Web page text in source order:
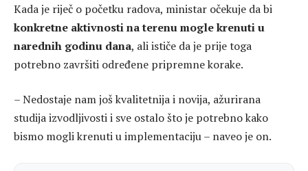
Kada je riječ o početku radova, ministar očekuje da bi
konkretne aktivnosti na terenu mogle krenuti u
narednih godinu dana, ali ističe da je prije toga
potrebno završiti određene pripremne korake.
– Nedostaje nam još kvalitetnija i novija, ažurirana
studija izvodljivosti i sve ostalo što je potrebno kako
bismo mogli krenuti u implementaciju – naveo je on.